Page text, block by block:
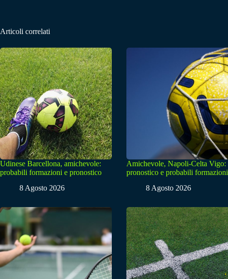
Articoli correlati
Udinese Barcellona, amichevole:
probabili formazioni e pronostico
8 Agosto 2026
Amichevole, Napoli-Celta Vigo:
pronostico e probabili formazioni
8 Agosto 2026